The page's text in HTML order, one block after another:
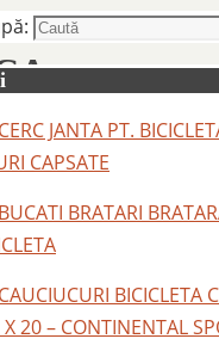
JANTA PT.
CAPSATE
BRATARI
BICICLETA
20 – CONTINENTAL